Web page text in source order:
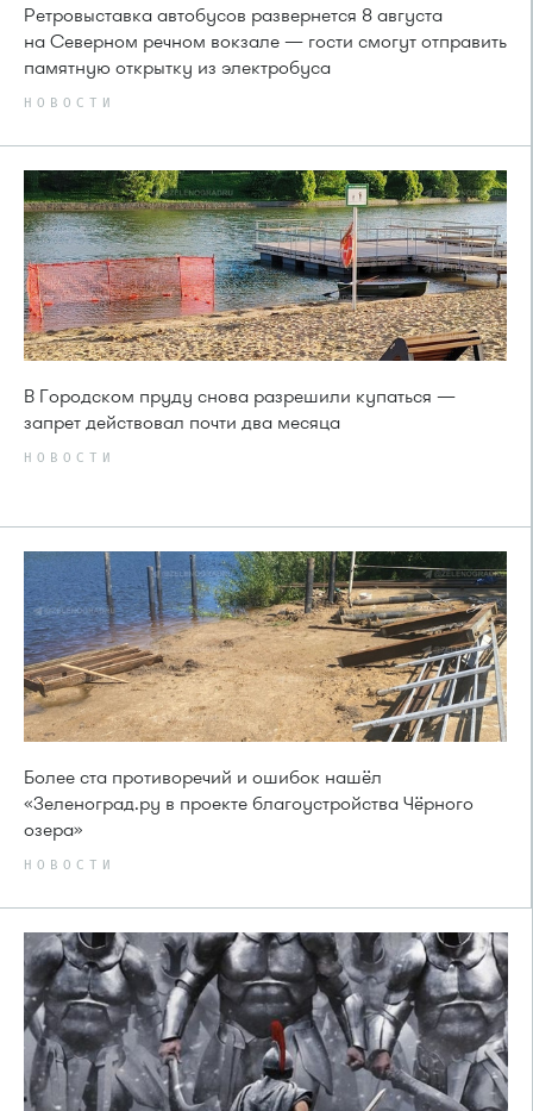
Ретровыставка автобусов развернется 8 августа
на Северном речном вокзале — гости смогут отправить
памятную открытку из электробуса
НОВОСТИ
В Городском пруду снова разрешили купаться —
запрет действовал почти два месяца
НОВОСТИ
Более ста противоречий и ошибок нашёл
«Зеленоград.ру в проекте благоустройства Чёрного
озера»
НОВОСТИ